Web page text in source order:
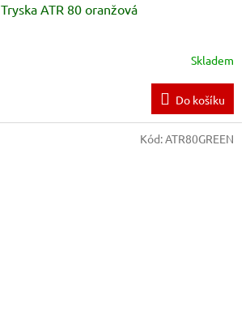
Tryska ATR 80 oranžová
Skladem
Do košíku
Kód:ATR80GREEN